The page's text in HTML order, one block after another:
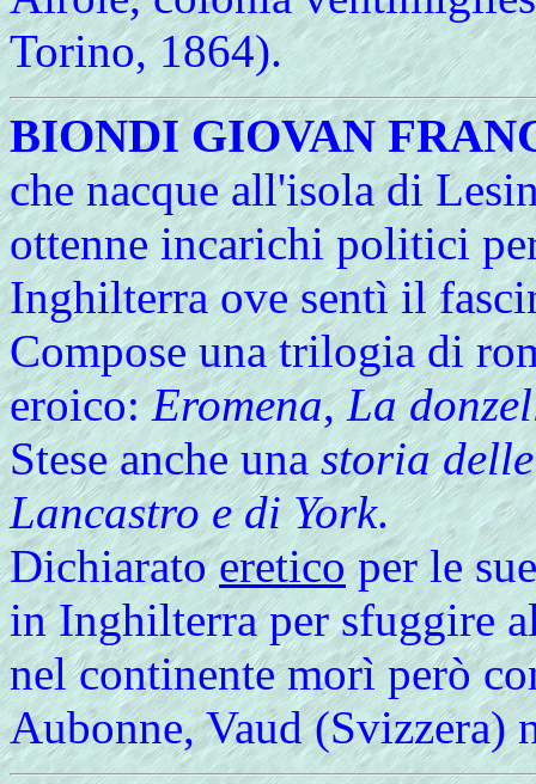
Torino, 1864).
BIONDI GIOVAN
che nacque all'isola di
ottenne incarichi politici
Inghilterra ove sentì il
Compose una trilogia di
eroico:Eromena,La
Stese anche unastoria
Lancastro e di York.
Dichiaratoereticoper le
in Inghilterra per sfuggire
nel continente morì però
Aubonne, Vaud (Svizzera)